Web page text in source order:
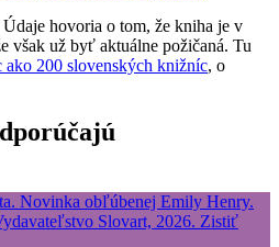
Údaje hovoria o tom, že kniha je v
však už byť aktuálne požičaná. Tu
ako 200 slovenských knižníc, o